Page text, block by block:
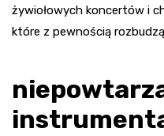
żywiołowych koncertów i
które z pewnością